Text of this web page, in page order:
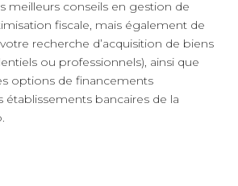
meilleurs conseils en gestion de
fiscale, mais également de
recherche d’acquisition de biens
ou professionnels), ainsi que
options de financements
établissements bancaires de la